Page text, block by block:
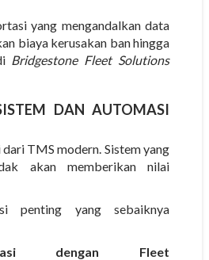
yang mengandalkan data
biaya kerusakan ban hingga
Bridgestone Fleet Solutions
DAN AUTOMASI
TMS modern. Sistem yang
akan memberikan nilai
penting yang sebaiknya
dengan Fleet